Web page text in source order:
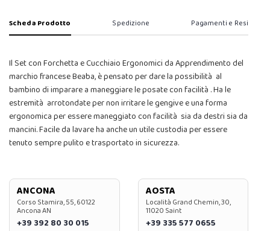
Scheda Prodotto Spedizione Pagamenti e Resi
Il Set con Forchetta e Cucchiaio Ergonomici da Apprendimento del
marchio francese Beaba, è pensato per dare la possibilità al
bambino di imparare a maneggiare le posate con facilità . Ha le
estremità arrotondate per non irritare le gengive e una forma
ergonomica per essere maneggiato con facilità sia da destri sia da
mancini. Facile da lavare ha anche un utile custodia per essere
tenuto sempre pulito e trasportato in sicurezza.
ANCONA
Corso Stamira, 55, 60122
Ancona AN
+39 392 80 30 015
AOSTA
Località Grand Chemin, 30,
11020 Saint
+39 335 577 0655